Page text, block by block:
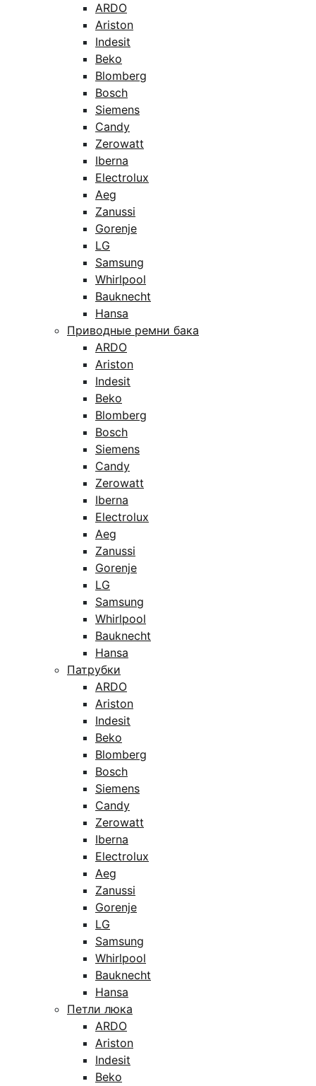
ARDO
Ariston
Indesit
Beko
Blomberg
Bosch
Siemens
Candy
Zerowatt
Iberna
Electrolux
Aeg
Zanussi
Gorenje
LG
Samsung
Whirlpool
Bauknecht
Hansa
Приводные ремни бака
ARDO
Ariston
Indesit
Beko
Blomberg
Bosch
Siemens
Candy
Zerowatt
Iberna
Electrolux
Aeg
Zanussi
Gorenje
LG
Samsung
Whirlpool
Bauknecht
Hansa
Патрубки
ARDO
Ariston
Indesit
Beko
Blomberg
Bosch
Siemens
Candy
Zerowatt
Iberna
Electrolux
Aeg
Zanussi
Gorenje
LG
Samsung
Whirlpool
Bauknecht
Hansa
Петли люка
ARDO
Ariston
Indesit
Beko